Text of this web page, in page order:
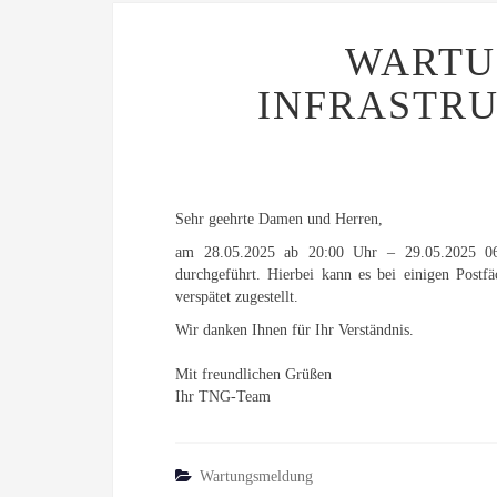
Sehr geehrte Damen und Herren,
am 28.05.2025 ab 20:00 Uhr – 29.05.2025
durchgeführt. Hierbei kann es bei einigen
verspätet zugestellt.
Wir danken Ihnen für Ihr Verständnis.
Mit freundlichen Grüßen
Ihr TNG-Team
Wartungsmeldung